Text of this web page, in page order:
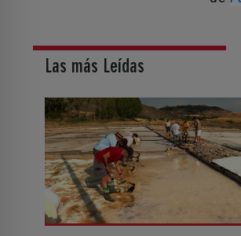
Las más Leídas